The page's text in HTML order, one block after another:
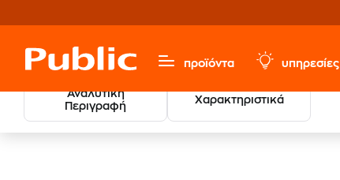
προϊόντα υπηρεσίες
Αναλυτική
Περιγραφή
Χαρακτηριστικά
Παιχνίδια & Παιδικά